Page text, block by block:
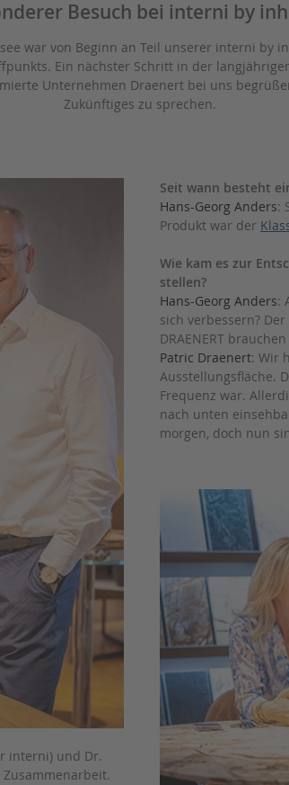
Besuch bei interni by
war von Beginn an Teil unserer interni
Ein nächster Schritt in der
Unternehmen Draenert bei uns
Zukünftiges zu sprechen.
interni) und Dr.
Seit wann besteht
Hans-Georg Anders:
Produkt war der
Wie kam es zur
stellen?
Hans-Georg Anders:
sich verbessern?
DRAENERT
Patric Draenert: Wir
Ausstellungsfläche.
Frequenz war.
nach unten
morgen, doch nun